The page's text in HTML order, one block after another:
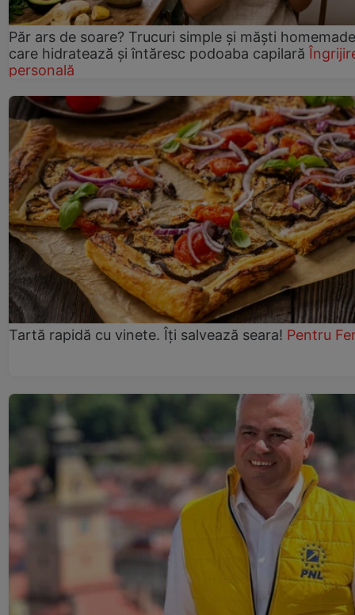
Păr ars de soare? Trucuri simple și măști homemade
care hidratează și întăresc podoaba capilară
personală
Tartă rapidă cu vinete. Îți salvează seara! Pentru